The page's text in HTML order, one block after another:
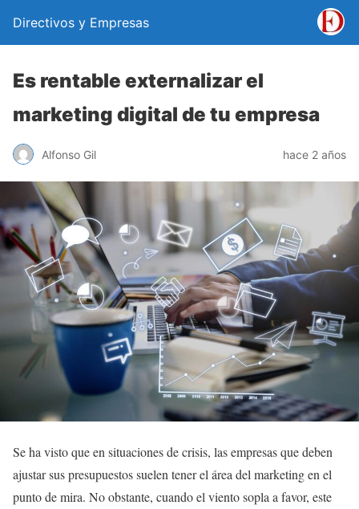
Directivos y Empresas
Es rentable externalizar el
marketing digital de tu empresa
Alfonso Gil hace 2 años
Se ha visto que en situaciones de crisis, las empresas que deben
ajustar sus presupuestos suelen tener el área del marketing en el
punto de mira. No obstante, cuando el viento sopla a favor, este